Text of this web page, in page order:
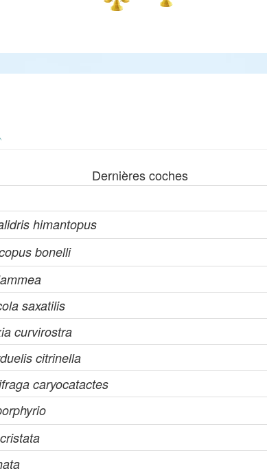
Dernières coches
himantopus
bonelli
saxatilis
curvirostra
citrinella
caryocatactes